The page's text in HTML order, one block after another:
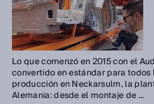
Lo que comenzó en 2015 con el
convertido en estándar para todos
producción en Neckarsulm, la
Alemania: desde el montaje de ...